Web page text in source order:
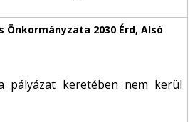
pályázat keretében nem kerül